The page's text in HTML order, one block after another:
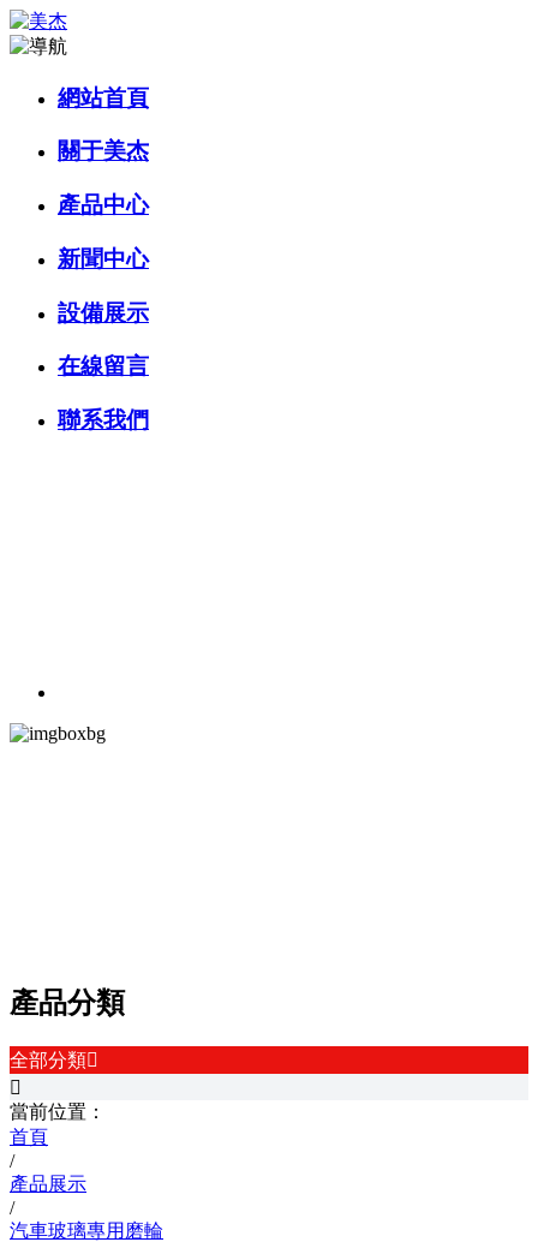
網站首頁
關于美杰
產品中心
新聞中心
設備展示
在線留言
聯系我們
產品分類
全部分類

當前位置：
首頁
/
產品展示
/
汽車玻璃專用磨輪